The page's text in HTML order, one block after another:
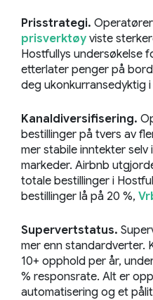
Prisstrategi.
prisverktøy viste
Hostfullys undersøkelse
etterlater penger på
deg ukonkurransedyktig
Kanaldiversifisering.
bestillinger på tvers av
mer stabile inntekter
markeder. Airbnb
totale bestillinger i
bestillinger lå på 20 %,
Supervertstatus.
mer enn standardverter.
10+ opphold per år,
% responsrate. Alt er
automatisering og et